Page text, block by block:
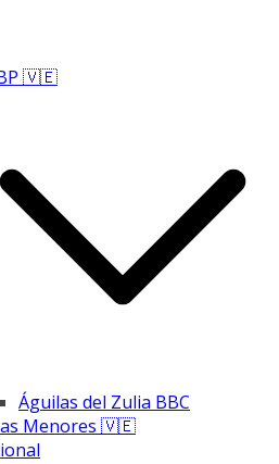
🇻🇪
Águilas del Zulia BBC
Menores 🇻🇪